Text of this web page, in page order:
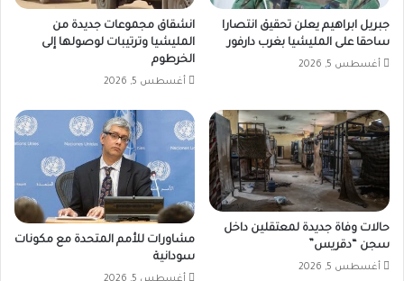
جبريل ابراهيم يعلن تحقيق انتصارا
ساحقا على المليشيا بغرب دارفور
أغسطس 5, 2026
انشقاق مجموعات جديدة من
المليشيا وترتيبات لوصولها إلى
الخرطوم
أغسطس 5, 2026
حالات وفاة جديدة لمعتقلين داخل
سجن “دقريس”
أغسطس 5, 2026
مشاورات للأمم المتحدة مع مكونات
سودانية